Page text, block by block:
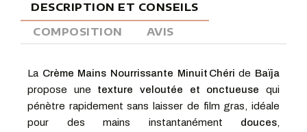
DESCRIPTION ET CONSEILS
COMPOSITION
AVIS
La Crème Mains Nourrissante Minuit Chéride Baïja
propose une texture veloutée et onctueuse qui
pénètre rapidement sans laisser de film gras, idéale
pour des mains instantanément douces